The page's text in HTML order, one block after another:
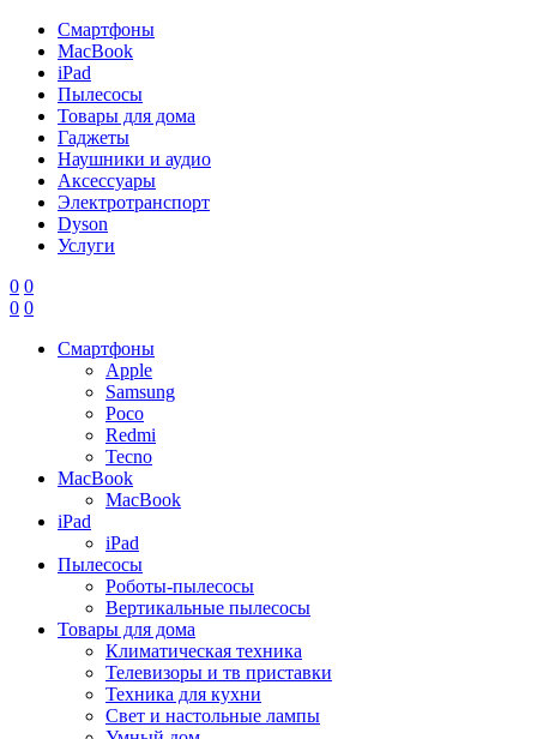
Смартфоны
MacBook
iPad
Пылесосы
Товары для дома
Гаджеты
Наушники и аудио
Аксессуары
Электротранспорт
Dyson
Услуги
0 0
0 0
Смартфоны
Apple
Samsung
Poco
Redmi
Tecno
MacBook
MacBook
iPad
iPad
Пылесосы
Роботы-пылесосы
Вертикальные пылесосы
Товары для дома
Климатическая техника
Телевизоры и тв приставки
Техника для кухни
Свет и настольные лампы